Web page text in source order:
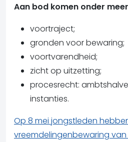
Aan bod komen onder
voortraject;
gronden voor bewaring;
voortvarendheid;
zicht op uitzetting;
procesrecht:
instanties.
Op 8 mei jongstleden
vreemdelingenbewaring